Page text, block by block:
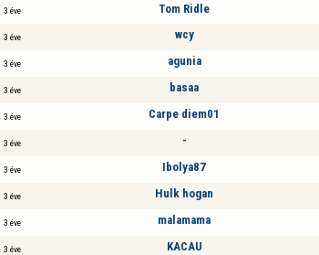
3 éve Tom Ridle
3 éve wcy
3 éve agunia
3 éve basaa
3 éve Carpe diem01
3 éve -
3 éve Ibolya87
3 éve Hulk hogan
3 éve malamama
3 éve KACAU